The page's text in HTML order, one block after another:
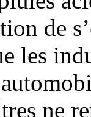
de
les
ne